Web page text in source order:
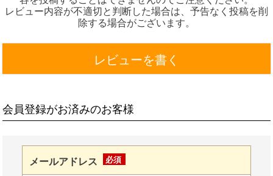
レビュー内容が不適切と判断した場合は、予告なく投稿を削
除する場合がございます。
レビューを書く
会員登録がお済みのお客様
メールアドレス